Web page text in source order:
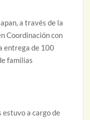
a través de la
Coordinación con
entrega de 100
familias
a cargo de